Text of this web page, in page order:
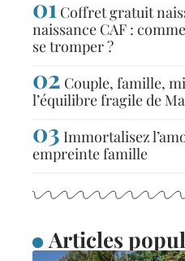
Coffret gratuit
naissance CAF :
se tromper ?
Couple, famille,
l’équilibre fragile de
Immortalisez
empreinte famille
Articles